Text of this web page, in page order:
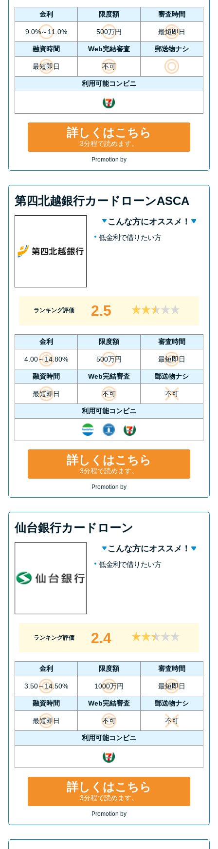
金利 限度額 審査時間
9.0%～11.0% 500万円 最短即日
融資時間 Web完結審査 郵送物ナシ
最短即日 不可
利用可能コンビニ
詳しくはこちら
3分程で読めます。
Promotion by
第四北越銀行カードローンASCA
こんな方にオススメ！
低金利で借りたい方
ランキング評価 2.5
金利 限度額 審査時間
4.00～14.80% 500万円 最短即日
融資時間 Web完結審査 郵送物ナシ
最短即日 不可 不可
利用可能コンビニ
詳しくはこちら
3分程で読めます。
Promotion by
仙台銀行カードローン
こんな方にオススメ！
低金利で借りたい方
ランキング評価 2.4
金利 限度額 審査時間
3.50～14.50% 1000万円 最短即日
融資時間 Web完結審査 郵送物ナシ
最短即日 不可 不可
利用可能コンビニ
詳しくはこちら
3分程で読めます。
Promotion by